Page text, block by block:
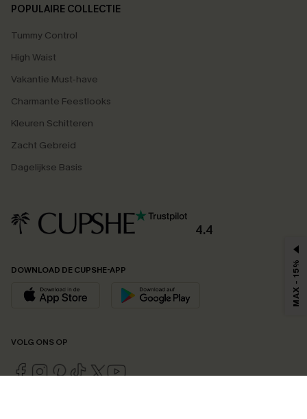
POPULAIRE COLLECTIE
Tummy Control
High Waist
Vakantie Must-have
Charmante Feestlooks
Kleuren Schitteren
Zacht Gebreid
Dagelijkse Basis
4.4
DOWNLOAD DE CUPSHE-APP
VOLG ONS OP
MAX - 15%